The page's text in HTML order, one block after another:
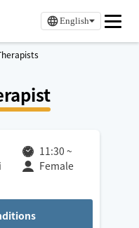
English
11:30 ~
Female